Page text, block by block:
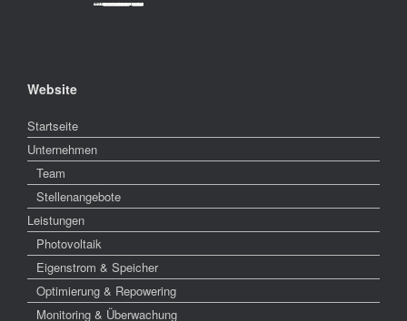
Powered by &cheap tickets
Website
Startseite
Unternehmen
Team
Stellenangebote
Leistungen
Photovoltaik
Eigenstrom & Speicher
Optimierung & Repowering
Monitoring & Überwachung